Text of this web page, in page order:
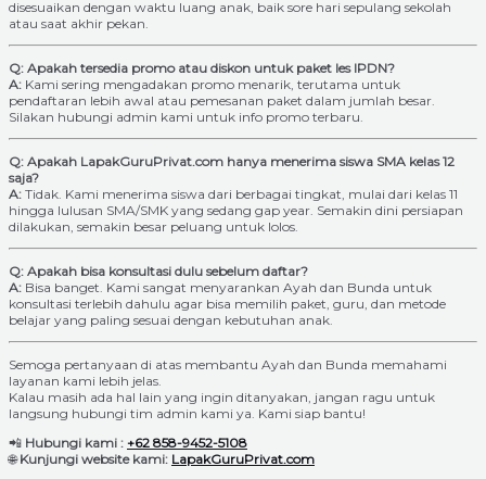
disesuaikan dengan waktu luang anak, baik sore hari sepulang sekolah
atau saat akhir pekan.
Q: Apakah tersedia promo atau diskon untuk paket les IPDN?
A: Kami sering mengadakan promo menarik, terutama untuk
pendaftaran lebih awal atau pemesanan paket dalam jumlah besar.
Silakan hubungi admin kami untuk info promo terbaru.
Q: Apakah LapakGuruPrivat.com hanya menerima siswa SMA kelas 12
saja?
A: Tidak. Kami menerima siswa dari berbagai tingkat, mulai dari kelas 11
hingga lulusan SMA/SMK yang sedang gap year. Semakin dini persiapan
dilakukan, semakin besar peluang untuk lolos.
Q: Apakah bisa konsultasi dulu sebelum daftar?
A: Bisa banget. Kami sangat menyarankan Ayah dan Bunda untuk
konsultasi terlebih dahulu agar bisa memilih paket, guru, dan metode
belajar yang paling sesuai dengan kebutuhan anak.
Semoga pertanyaan di atas membantu Ayah dan Bunda memahami
layanan kami lebih jelas.
Kalau masih ada hal lain yang ingin ditanyakan, jangan ragu untuk
langsung hubungi tim admin kami ya. Kami siap bantu!
📲 Hubungi kami : +62 858-9452-5108
🌐Kunjungi website kami: LapakGuruPrivat.com